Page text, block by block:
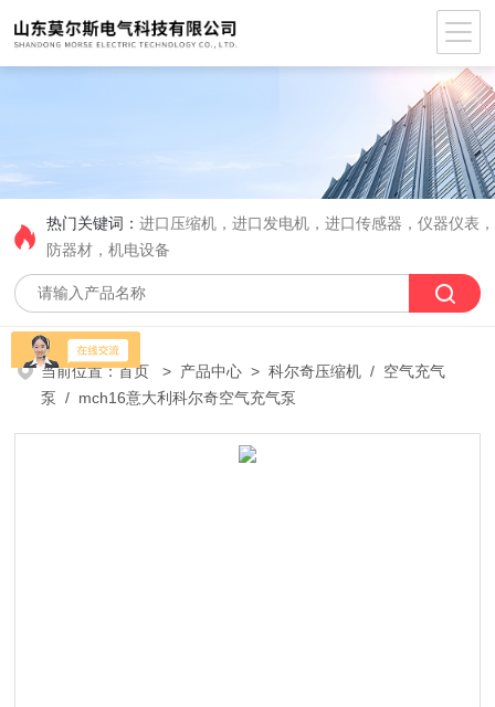
热门关键词：进口压缩机，进口发电机，进口传感器，仪器仪表
防器材，机电设备
当前位置：首页 > 产品中心 >科尔奇压缩机 / 空气充气
泵 / mch16意大利科尔奇空气充气泵​